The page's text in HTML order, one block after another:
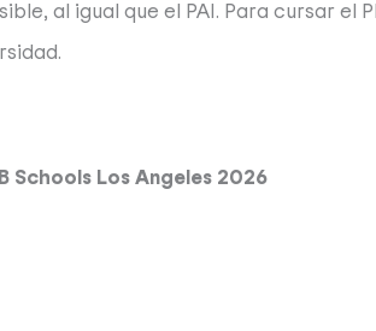
al igual que el PAI. Para cursar el
Schools Los Angeles 2026